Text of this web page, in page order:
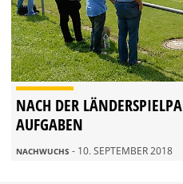
NACH DER
AUFGABEN
NACHWUCHS - 10. SEPTEMBER 2018